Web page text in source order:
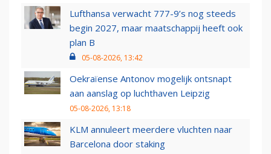
Lufthansa verwacht 777-9’s nog steeds
begin 2027, maar maatschappij heeft ook
plan B
05-08-2026, 13:42
Oekraïense Antonov mogelijk ontsnapt
aan aanslag op luchthaven Leipzig
05-08-2026, 13:18
KLM annuleert meerdere vluchten naar
Barcelona door staking